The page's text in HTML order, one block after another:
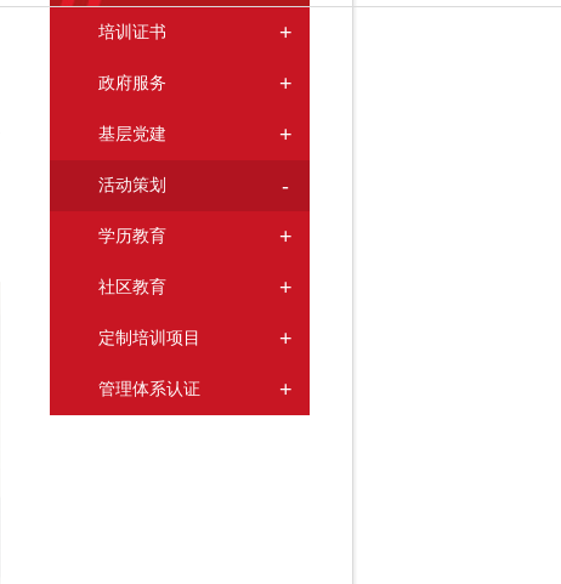
培训证书 +
政府服务 +
基层党建 +
活动策划 -
学历教育 +
社区教育 +
定制培训项目 +
管理体系认证 +